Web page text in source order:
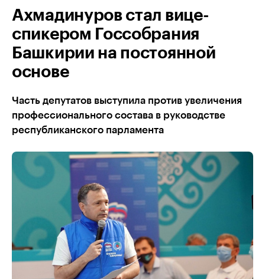
Ахмадинуров стал вице-
спикером Госсобрания
Башкирии на постоянной
основе
Часть депутатов выступила против увеличения
профессионального состава в руководстве
республиканского парламента